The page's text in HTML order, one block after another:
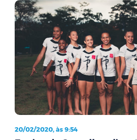
20/02/2020, às 9:54